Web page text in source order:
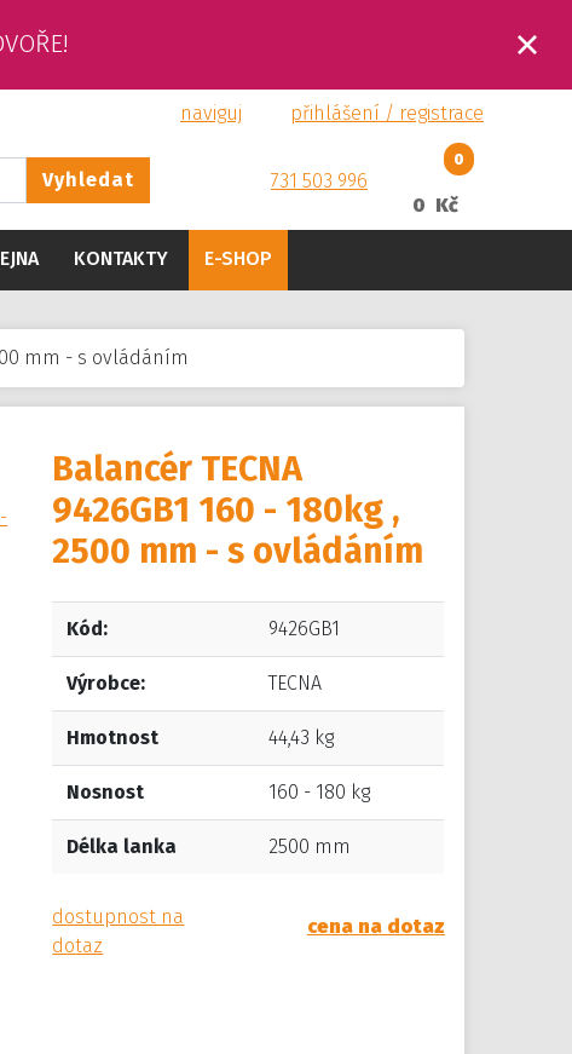
přihlášení / registrace
naviguj
0
0 Kč
731 503 996
Vyhledat
KONTAKTY E-SHOP
mm - s ovládáním
Balancér TECNA
9426GB1 160 - 180kg ,
2500 mm - s ovládáním
Kód: 9426GB1
Výrobce: TECNA
Hmotnost 44,43 kg
Nosnost 160 - 180 kg
Délka lanka 2500 mm
dostupnost na
dotaz
cena na dotaz